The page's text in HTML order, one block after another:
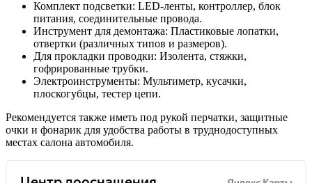
Комплект подсветки: LED-ленты, контроллер, блок
питания, соединительные провода.
Инструмент для демонтажа: Пластиковые лопатки,
отвертки (различных типов и размеров).
Для прокладки проводки: Изолента, стяжки,
гофрированные трубки.
Электроинструменты: Мультиметр, кусачки,
плоскогубцы, тестер цепи.
Рекомендуется также иметь под рукой перчатки, защитные
очки и фонарик для удобства работы в труднодоступных
местах салона автомобиля.